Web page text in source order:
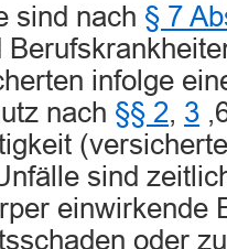
sind nach § 7
infolge
nach §§ 2, 3
sind
einwirkende
oder